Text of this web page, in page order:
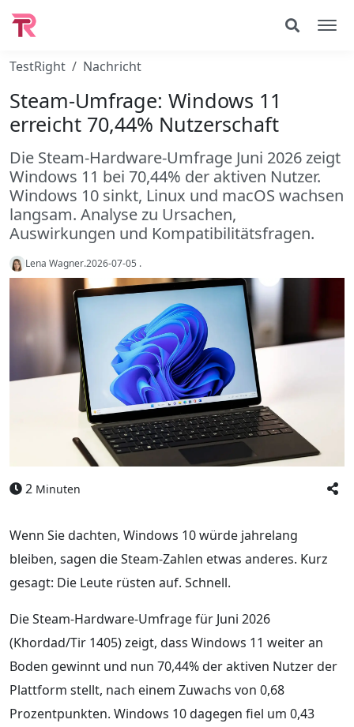
TestRight Nachricht
Steam-Umfrage: Windows 11
erreicht 70,44% Nutzerschaft
Die Steam-Hardware-Umfrage Juni 2026 zeigt
Windows 11 bei 70,44% der aktiven Nutzer.
Windows 10 sinkt, Linux und macOS wachsen
langsam. Analyse zu Ursachen,
Auswirkungen und Kompatibilitätsfragen.
Lena Wagner.2026-07-05 .
2 Minuten
Wenn Sie dachten, Windows 10 würde jahrelang
bleiben, sagen die Steam-Zahlen etwas anderes. Kurz
gesagt: Die Leute rüsten auf. Schnell.
Die Steam-Hardware-Umfrage für Juni 2026
(Khordad/Tir 1405) zeigt, dass Windows 11 weiter an
Boden gewinnt und nun 70,44% der aktiven Nutzer der
Plattform stellt, nach einem Zuwachs von 0,68
Prozentpunkten. Windows 10 dagegen fiel um 0,43